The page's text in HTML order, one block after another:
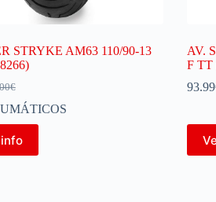
STRYKE AM63 110/90-13
€
AV.
F TT
93.99